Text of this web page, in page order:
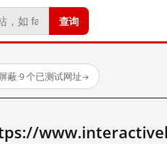
查询
蔽·9 个已测试网址→